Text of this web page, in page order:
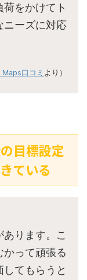
をかけてト
ニーズに対応
口コミ より）
目標設定
ている
ります。こ
って頑張る
てもらうと